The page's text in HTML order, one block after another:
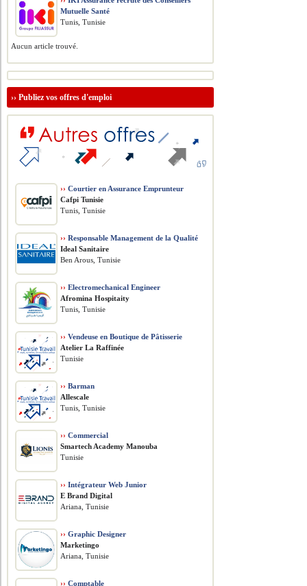
Mutuelle Santé
Tunis, Tunisie
Aucun article trouvé.
››Publiez vos offres d'emploi
›› Courtier en Assurance Emprunteur
Cafpi Tunisie
Tunis, Tunisie
›› Responsable Management de la Qualité
Ideal Sanitaire
Ben Arous, Tunisie
›› Electromechanical Engineer
Afromina Hospitaity
Tunis, Tunisie
›› Vendeuse en Boutique de Pâtisserie
Atelier La Raffinée
Tunisie
›› Barman
Allescale
Tunis, Tunisie
›› Commercial
Smartech Academy Manouba
Tunisie
›› Intégrateur Web Junior
E Brand Digital
Ariana, Tunisie
›› Graphic Designer
Marketingo
Ariana, Tunisie
›› Comptable